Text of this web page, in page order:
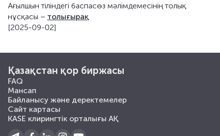
Ағылшын тіліндегі баспасөз мәлімдемесінің толық
нұсқасы – толығырақ
[2025-09-02]
Қазақстан қор биржасы
FAQ
Мансап
Байланысу және деректемелер
Сайт картасы
KASE клирингтік орталығы АҚ